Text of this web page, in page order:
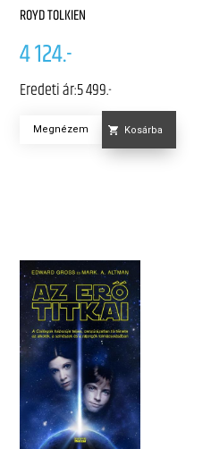
ROYD TOLKIEN
4 124.-
Eredeti ár:5 499.-
Megnézem Kosárba